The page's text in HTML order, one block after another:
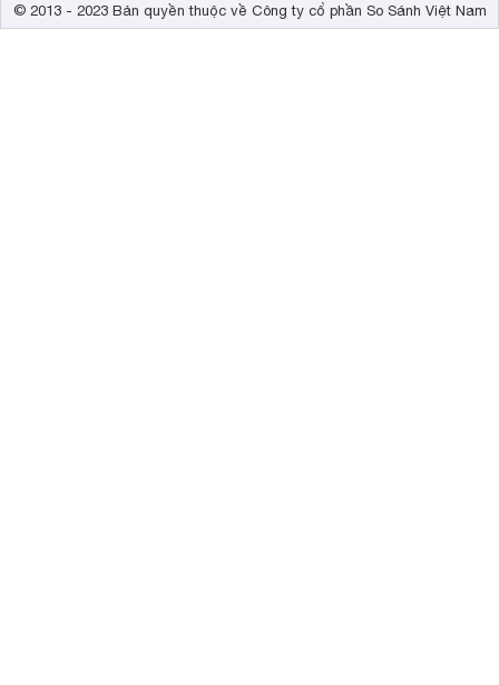
© 2013 - 2023 Bản quyền thuộc về Công ty cổ phần So Sánh Việt Nam